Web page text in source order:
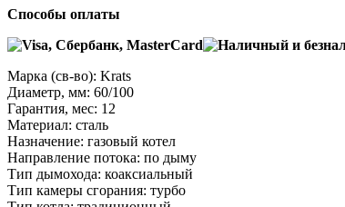
Способы оплаты
Марка (св-во): Krats
Диаметр, мм: 60/100
Гарантия, мес: 12
Материал: сталь
Назначение: газовый котел
Направление потока: по дыму
Тип дымохода: коаксиальный
Тип камеры сгорания: турбо